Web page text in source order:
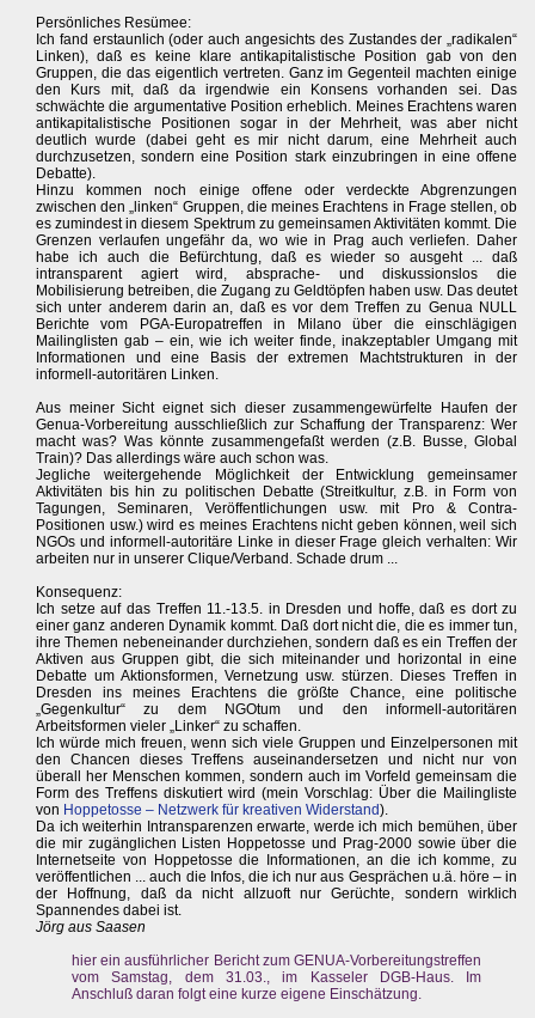
Persönliches Resümee:
Ich fand erstaunlich (oder auch angesichts des Zustandes der „radikalen“
Linken), daß es keine klare antikapitalistische Position gab von den
Gruppen, die das eigentlich vertreten. Ganz im Gegenteil machten einige
den Kurs mit, daß da irgendwie ein Konsens vorhanden sei. Das
schwächte die argumentative Position erheblich. Meines Erachtens waren
antikapitalistische Positionen sogar in der Mehrheit, was aber nicht
deutlich wurde (dabei geht es mir nicht darum, eine Mehrheit auch
durchzusetzen, sondern eine Position stark einzubringen in eine offene
Debatte).
Hinzu kommen noch einige offene oder verdeckte Abgrenzungen
zwischen den „linken“ Gruppen, die meines Erachtens in Frage stellen, ob
es zumindest in diesem Spektrum zu gemeinsamen Aktivitäten kommt. Die
Grenzen verlaufen ungefähr da, wo wie in Prag auch verliefen. Daher
habe ich auch die Befürchtung, daß es wieder so ausgeht ... daß
intransparent agiert wird, absprache- und diskussionslos die
Mobilisierung betreiben, die Zugang zu Geldtöpfen haben usw. Das deutet
sich unter anderem darin an, daß es vor dem Treffen zu Genua NULL
Berichte vom PGA-Europatreffen in Milano über die einschlägigen
Mailinglisten gab – ein, wie ich weiter finde, inakzeptabler Umgang mit
Informationen und eine Basis der extremen Machtstrukturen in der
informell-autoritären Linken.
Aus meiner Sicht eignet sich dieser zusammengewürfelte Haufen der
Genua-Vorbereitung ausschließlich zur Schaffung der Transparenz: Wer
macht was? Was könnte zusammengefaßt werden (z.B. Busse, Global
Train)? Das allerdings wäre auch schon was.
Jegliche weitergehende Möglichkeit der Entwicklung gemeinsamer
Aktivitäten bis hin zu politischen Debatte (Streitkultur, z.B. in Form von
Tagungen, Seminaren, Veröffentlichungen usw. mit Pro & Contra-
Positionen usw.) wird es meines Erachtens nicht geben können, weil sich
NGOs und informell-autoritäre Linke in dieser Frage gleich verhalten: Wir
arbeiten nur in unserer Clique/Verband. Schade drum ...
Konsequenz:
Ich setze auf das Treffen 11.-13.5. in Dresden und hoffe, daß es dort zu
einer ganz anderen Dynamik kommt. Daß dort nicht die, die es immer tun,
ihre Themen nebeneinander durchziehen, sondern daß es ein Treffen der
Aktiven aus Gruppen gibt, die sich miteinander und horizontal in eine
Debatte um Aktionsformen, Vernetzung usw. stürzen. Dieses Treffen in
Dresden ins meines Erachtens die größte Chance, eine politische
„Gegenkultur“ zu dem NGOtum und den informell-autoritären
Arbeitsformen vieler „Linker“ zu schaffen.
Ich würde mich freuen, wenn sich viele Gruppen und Einzelpersonen mit
den Chancen dieses Treffens auseinandersetzen und nicht nur von
überall her Menschen kommen, sondern auch im Vorfeld gemeinsam die
Form des Treffens diskutiert wird (mein Vorschlag: Über die Mailingliste
von Hoppetosse – Netzwerk für kreativen Widerstand).
Da ich weiterhin Intransparenzen erwarte, werde ich mich bemühen, über
die mir zugänglichen Listen Hoppetosse und Prag-2000 sowie über die
Internetseite von Hoppetosse die Informationen, an die ich komme, zu
veröffentlichen ... auch die Infos, die ich nur aus Gesprächen u.ä. höre – in
der Hoffnung, daß da nicht allzuoft nur Gerüchte, sondern wirklich
Spannendes dabei ist.
Jörg aus Saasen
hier ein ausführlicher Bericht zum GENUA-Vorbereitungstreffen
vom Samstag, dem 31.03., im Kasseler DGB-Haus. Im
Anschluß daran folgt eine kurze eigene Einschätzung.